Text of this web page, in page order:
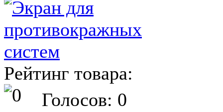
Рейтинг товара:
Голосов: 0